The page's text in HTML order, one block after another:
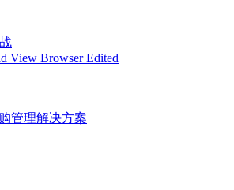
View Browser Edited
管理解决方案